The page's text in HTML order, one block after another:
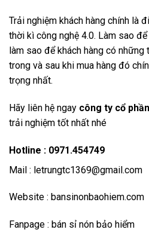
Trải nghiệm khách hàng chính là
thời kì công nghệ 4.0. Làm sao
làm sao để khách hàng có
trong và sau khi mua hàng đó
trọng nhất.
Hãy liên hệ ngay công ty cổ
trải nghiệm tốt nhất nhé
Hotline : 0971.454749
Mail : letrungtc1369@gmail.com
Website : bansinonbaohiem.com
Fanpage : bán sỉ nón bảo hiểm